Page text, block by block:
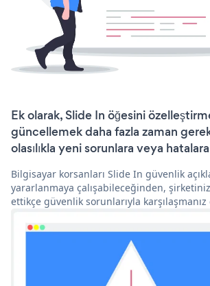
Ek olarak, Slide In öğesini
güncellemek daha fazla zaman
olasılıkla yeni sorunlara veya
Bilgisayar korsanları Slide In güvenlik
yararlanmaya çalışabileceğinden,
ettikçe güvenlik sorunlarıyla karşılaşmanız